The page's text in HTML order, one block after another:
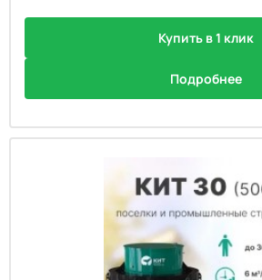
Купить в 1 клик
Подробнее